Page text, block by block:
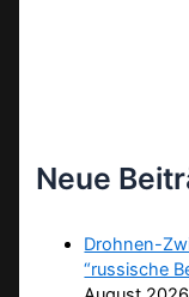
Neue
Drohnen-
“russische